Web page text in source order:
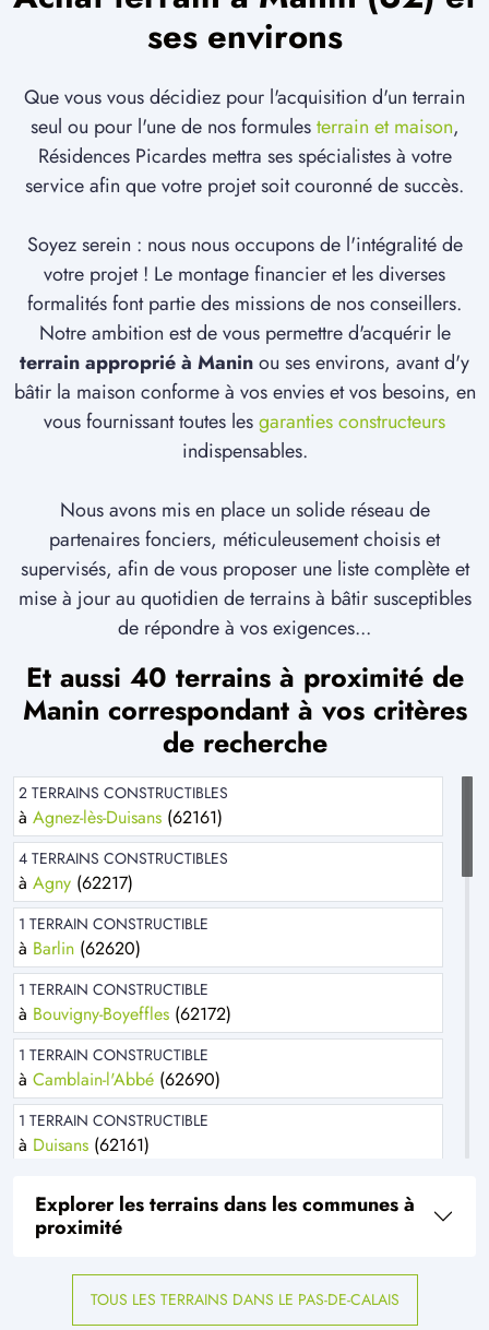
ses environs
Que vous vous décidiez pour l'acquisition d'un terrain
seul ou pour l'une de nos formulesterrain et maison,
Résidences Picardes mettra ses spécialistes à votre
service afin que votre projet soit couronné de succès.
Soyez serein : nous nous occupons de l'intégralité de
votre projet ! Le montage financier et les diverses
formalités font partie des missions de nos conseillers.
Notre ambition est de vous permettre d'acquérir le
terrain approprié à Maninou ses environs, avant d'y
bâtir la maison conforme à vos envies et vos besoins, en
vous fournissant toutes lesgaranties constructeurs
indispensables.
Nous avons mis en place un solide réseau de
partenaires fonciers, méticuleusement choisis et
supervisés, afin de vous proposer une liste complète et
mise à jour au quotidien de terrains à bâtir susceptibles
de répondre à vos exigences...
Et aussi 40 terrains à proximité de
Manin correspondant à vos critères
de recherche
2 TERRAINS CONSTRUCTIBLES
à Agnez-lès-Duisans (62161)
4 TERRAINS CONSTRUCTIBLES
à Agny (62217)
1 TERRAIN CONSTRUCTIBLE
à Barlin (62620)
1 TERRAIN CONSTRUCTIBLE
à Bouvigny-Boyeffles (62172)
1 TERRAIN CONSTRUCTIBLE
à Camblain-l'Abbé (62690)
1 TERRAIN CONSTRUCTIBLE
à Duisans (62161)
Ficheux(62173)
Grouches-Luchuel(80600)
Explorer les terrains dans les communes à
proximité
TOUS LES TERRAINS DANS LE PAS-DE-CALAIS